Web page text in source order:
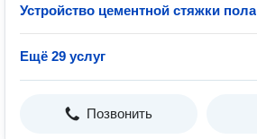
Устройство цементной стяжки пола
Ещё 29 услуг
Позвонить